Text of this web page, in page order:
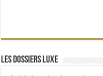
Les dossiers Luxe